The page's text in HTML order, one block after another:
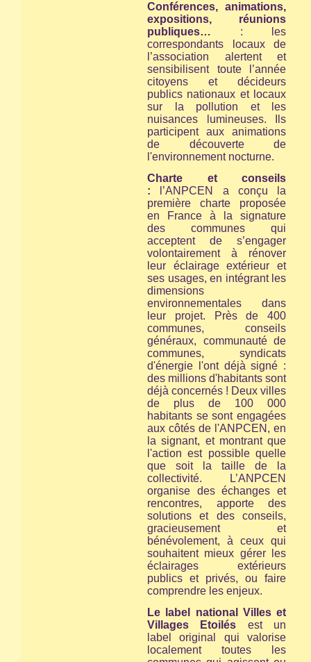
Conférences, animations,
expositions, réunions
publiques… : les
correspondants locaux de
l’association alertent et
sensibilisent toute l’année
citoyens et décideurs
publics nationaux et locaux
sur la pollution et les
nuisances lumineuses. Ils
participent aux animations
de découverte de
l'environnement nocturne.
Charte et conseils
: l’ANPCEN a conçu la
première charte proposée
en France à la signature
des communes qui
acceptent de s’engager
volontairement à rénover
leur éclairage extérieur et
ses usages, en intégrant les
dimensions
environnementales dans
leur projet. Près de 400
communes, conseils
généraux, communauté de
communes, syndicats
d'énergie l'ont déjà signé :
des millions d'habitants sont
déjà concernés ! Deux villes
de plus de 100 000
habitants se sont engagées
aux côtés de l'ANPCEN, en
la signant, et montrant que
l'action est possible quelle
que soit la taille de la
collectivité. L’ANPCEN
organise des échanges et
rencontres, apporte des
solutions et des conseils,
gracieusement et
bénévolement, à ceux qui
souhaitent mieux gérer les
éclairages extérieurs
publics et privés, ou faire
comprendre les enjeux.
Le label national Villes et
Villages Etoilés est un
label original qui valorise
localement toutes les